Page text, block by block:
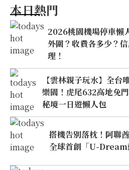
本日熱門
2026桃園機場停車懶
外圍？收費各多少？
理！
【雲林親子玩水】全台
樂園！虎尾632高地免
秘境一日遊懶人包
搭機告別落枕！阿聯
全球首創「U-Dream